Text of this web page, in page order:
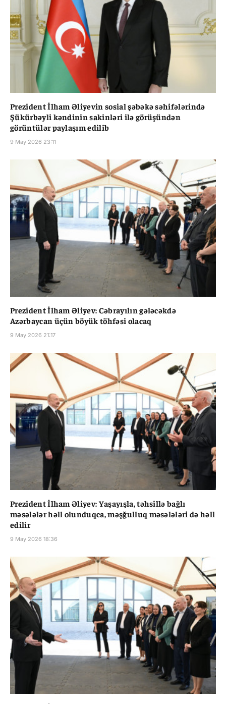
Prezident İlham Əliyevin sosial şəbəkə səhifələrində
Şükürbəyli kəndinin sakinləri ilə görüşündən
görüntülər paylaşım edilib
9 May 2026 23:11
Prezident İlham Əliyev: Cəbrayılın gələcəkdə
Azərbaycan üçün böyük töhfəsi olacaq
9 May 2026 21:17
Prezident İlham Əliyev: Yaşayışla, təhsillə bağlı
məsələlər həll olunduqca, məşğulluq məsələləri də həll
edilir
9 May 2026 18:36